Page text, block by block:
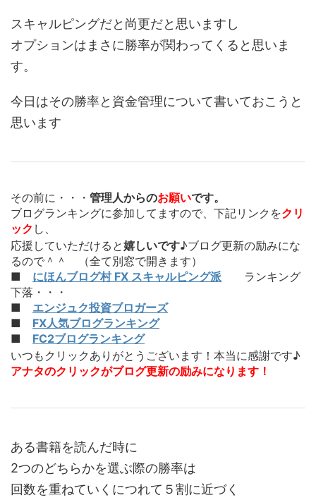
スキャルピングだと尚更だと思いますし
オプションはまさに勝率が関わってくると思いま
す。
今日はその勝率と資金管理について書いておこうと
思います
その前に・・・ 管理人からのお願いです。
ブログランキングに参加してますので、下記リンクをクリ
ック し、
応援していただけると嬉しいです♪ブログ更新の励みにな
るので＾＾ （全て別窓で開きます）
■ にほんブログ村 FX スキャルピング派
ランキング
下落・・・
■ エンジュク投資ブロガーズ
■ FX人気ブログランキング
■ FC2ブログランキング
いつもクリックありがとうございます！本当に感謝です♪
アナタのクリックがブログ更新の励みになります！
ある書籍を読んだ時に
2つのどちらかを選ぶ際の勝率は
回数を重ねていくにつれて５割に近づく